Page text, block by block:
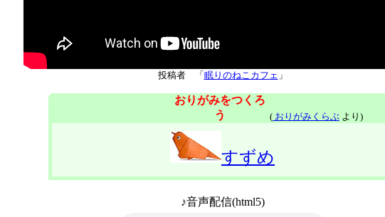
投稿者 「 眠りのねこカフェ 」
おりがみをつくろ
う
( おりがみくらぶ より)
すずめ
♪音声配信(html5)